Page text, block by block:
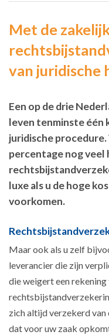
Met de
van juridische
Een op de drie
leven tenminste één
juridische
percentage nog veel
luxe als u de hoge
voorkomen.
Maar ook als u zelf
leverancier die zijn
die weigert een
zich altijd verzekerd van
dat voor uw zaak